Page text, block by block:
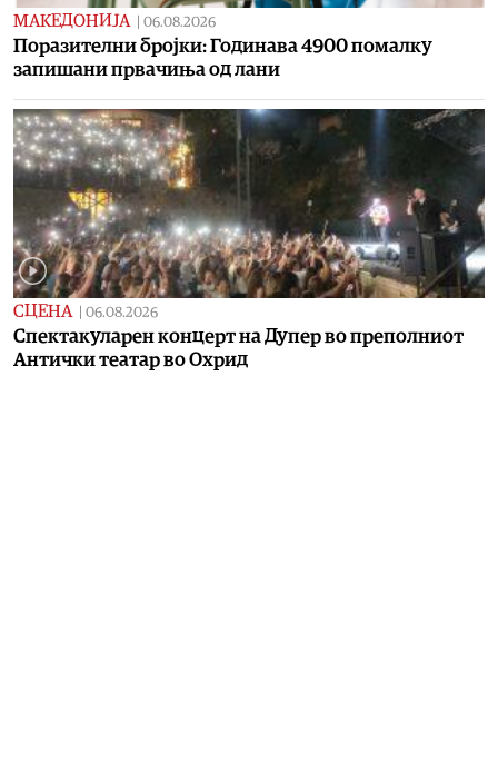
МАКЕДОНИЈА 06.08.2026
Поразителни бројки: Годинава 4900 помалку
запишани првачиња од лани
СЦЕНА 06.08.2026
Спектакуларен концерт на Дупер во преполниот
Антички театар во Охрид